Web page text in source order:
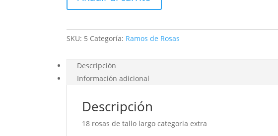
Jarrón
SKU: 5 Categoría: Ramos de Rosas
Descripción
Información adicional
Descripción
18 rosas de tallo largo categoria extra